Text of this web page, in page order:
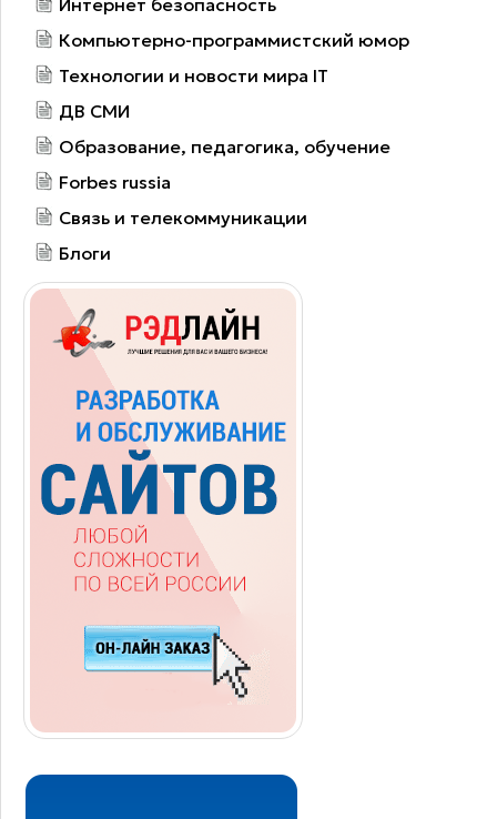
Компьютерно-программистский юмор
Технологии и новости мира IT
ДВ СМИ
Образование, педагогика, обучение
Forbes russia
Связь и телекоммуникации
Блоги